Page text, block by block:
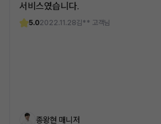
서비스였습니다.
5.02022.11.28김** 고객님
종왕현 매니저